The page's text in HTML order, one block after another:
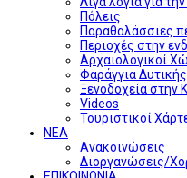
Πόλεις
Παραθαλάσσιες
Περιοχές στην
Αρχαιολογικοί
Φαράγγια
Ξενοδοχεία στην
Videos
Τουριστικοί
ΝΕΑ
Ανακοινώσεις
Διοργανώσεις/